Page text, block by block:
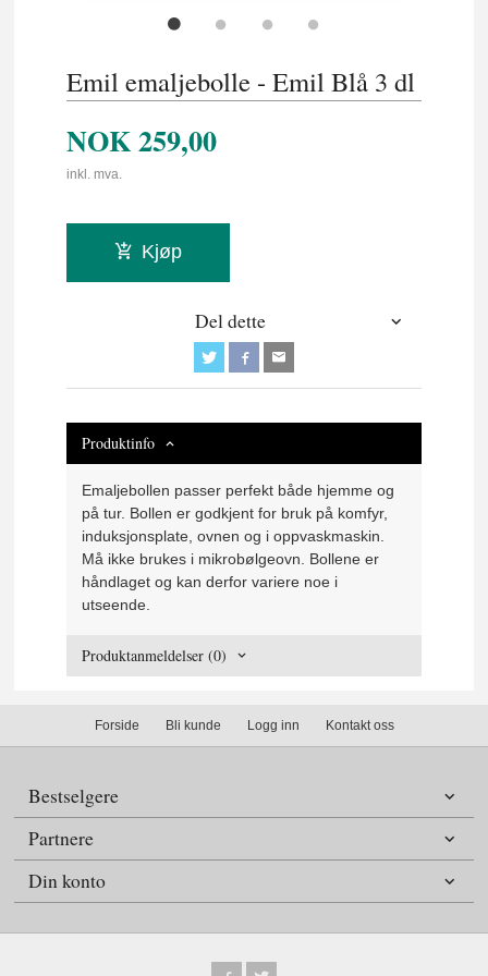
Emil emaljebolle - Emil Blå 3 dl
NOK259,00
inkl. mva.
Kjøp
Del dette
Produktinfo
Emaljebollen passer perfekt både hjemme og
på tur. Bollen er godkjent for bruk på komfyr,
induksjonsplate, ovnen og i oppvaskmaskin.
Må ikke brukes i mikrobølgeovn. Bollene er
håndlaget og kan derfor variere noe i
utseende.
Produktanmeldelser (0)
Forside Bli kunde Logg inn Kontakt oss
Bestselgere
Partnere
Din konto